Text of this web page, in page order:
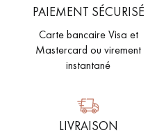
PAIEMENT SÉCURISÉ
Carte bancaire Visa et
Mastercard ou virement
instantané
LIVRAISON